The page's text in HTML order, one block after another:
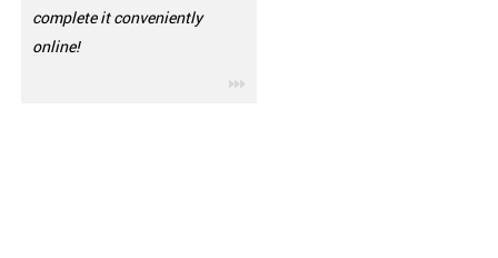
complete it conveniently
online!